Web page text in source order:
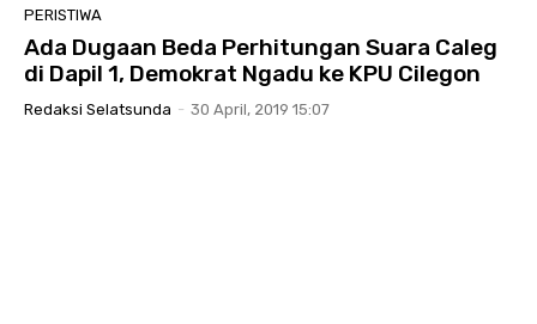
PERISTIWA
Ada Dugaan Beda Perhitungan Suara Caleg
di Dapil 1, Demokrat Ngadu ke KPU Cilegon
Redaksi Selatsunda - 30 April, 2019 15:07